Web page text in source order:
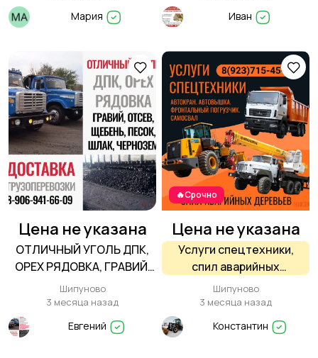
Мария Иван
Цена не указана
ОТЛИЧНЫЙ УГОЛЬ ДПК,
ОРЕХ РЯДОВКА, ГРАВИЙ,
ОТСЕВ, ЩЕБЕНЬ, ПЕСОК,
ШЛАК, ЧЕРНОЗЕМ В
ШИПУНОВО
Шипуново
3 месяца назад
Евгений
🔥Срочно
Цена не указана
Услуги спецтехники,
спил аварийных
деревьев
Шипуново
3 месяца назад
Константин